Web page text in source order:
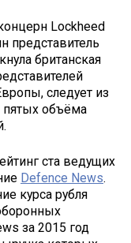
Lockheed
представитель
британская
следует из
пятых объёма
ста ведущих
Defence News.
курса рубля
за 2015 год